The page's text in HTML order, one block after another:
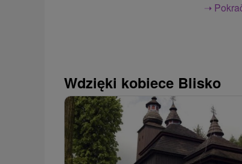
➝
Wdzięki kobiece Blisko